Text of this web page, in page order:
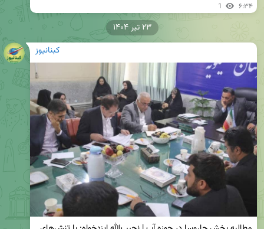
1 ۶:۳۴
کبنانیوز
۲۳ تیر ۱۴۰۴